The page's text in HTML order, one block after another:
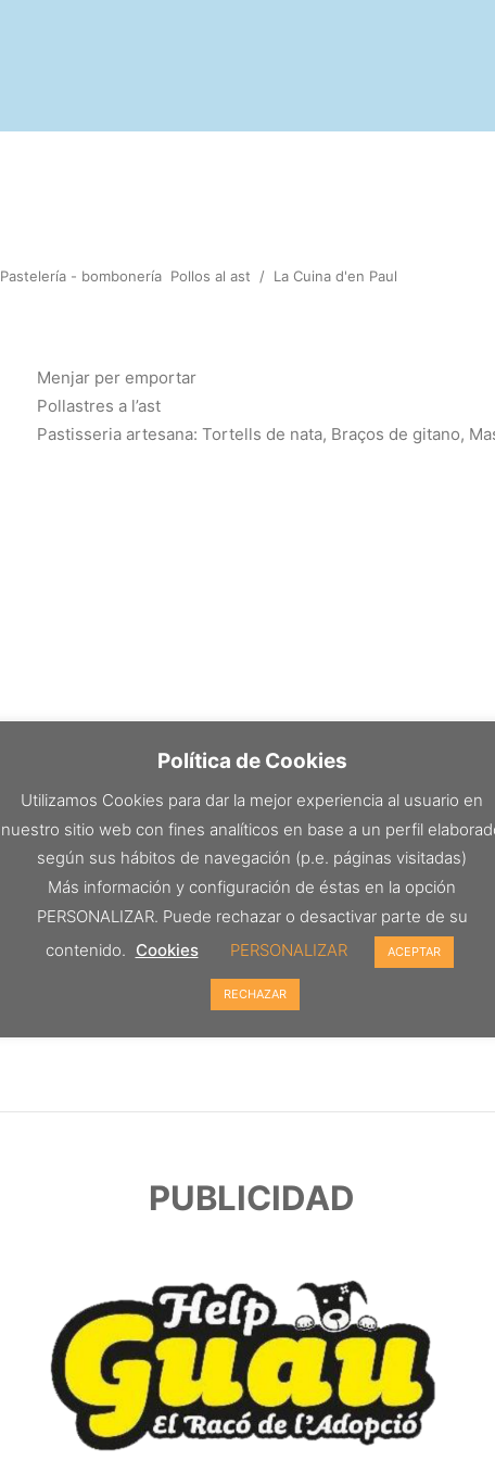
Pastelería - bombonería Pollos al ast / La Cuina d'en Paul
Menjar per emportar
Pollastres a l’ast
Pastisseria artesana: Tortells de nata, Braços de gitano,
PUBLICIDAD
Política de Cookies
Utilizamos Cookies para dar la mejor experiencia al usuario en
nuestro sitio web con fines analíticos en base a un perfil
según sus hábitos de navegación (p.e. páginas visitadas)
Más información y configuración de éstas en la opción
PERSONALIZAR. Puede rechazar o desactivar parte de su
contenido. Cookies PERSONALIZAR ACEPTAR
RECHAZAR